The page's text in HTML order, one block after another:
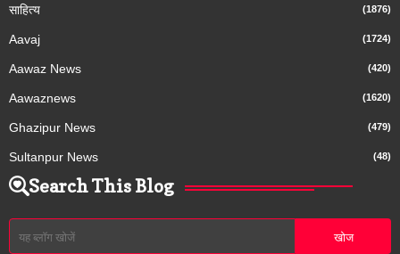
साहित्य (1876)
Aavaj (1724)
Aawaz News (420)
Aawaznews (1620)
Ghazipur News (479)
Sultanpur News (48)
Search This Blog